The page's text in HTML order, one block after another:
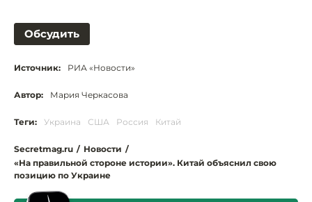
Обсудить
Источник: РИА «Новости»
Автор: Мария Черкасова
Теги: Украина США Россия Китай
Secretmag.ru / Новости /
«На правильной стороне истории». Китай объяснил свою
позицию по Украине